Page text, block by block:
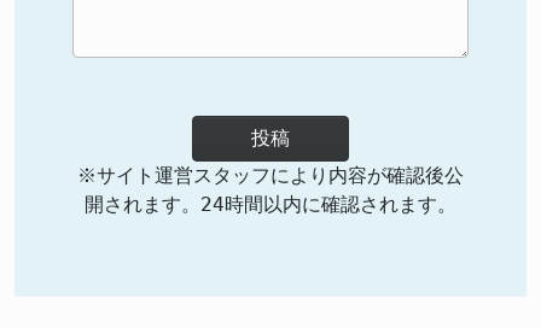
投稿
※サイト運営スタッフにより内容が確認後公
開されます。24時間以内に確認されます。